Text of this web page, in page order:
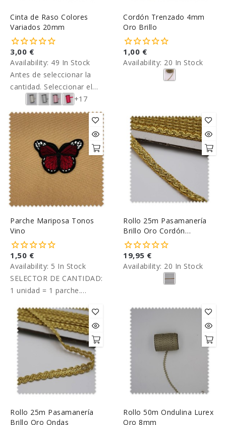
Cinta de Raso Colores
Variados 20mm
3,00 €
Availability: 49 In Stock
Antes de seleccionar la
cantidad. Seleccionar el
formato, en rollo de 50 o
10 metros. A continuación
poner, número de rollos,
metros y color.
+17
Cordón Trenzado 4mm
Oro Brillo
1,00 €
Availability: 20 In Stock
Parche Mariposa Tonos
Vino
1,50 €
Availability: 5 In Stock
SELECTOR DE CANTIDAD:
1 unidad = 1 parche.
Rollo 25m Pasamanería
Brillo Oro Cordón
Entrelazado
19,95 €
Availability: 20 In Stock
Rollo 25m Pasamanería
Brillo Oro Ondas
Rollo 50m Ondulina Lurex
Oro 8mm